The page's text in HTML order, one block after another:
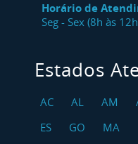
Horário de
Seg - Sex (8h às
Estados
AC AL AM
ES
GO MA